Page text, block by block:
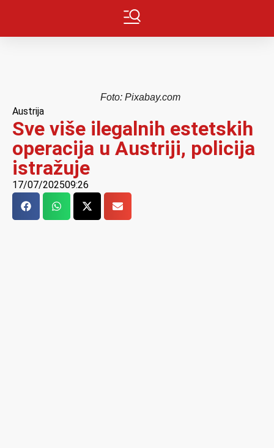
Foto: Pixabay.com
Austrija
Sve više ilegalnih estetskih
operacija u Austriji, policija
istražuje
17/07/202509:26